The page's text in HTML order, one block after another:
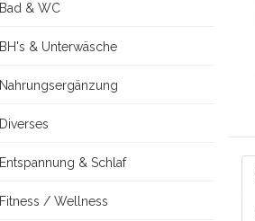
Bad & WC
BH's & Unterwäsche
Nahrungsergänzung
Diverses
Entspannung & Schlaf
Fitness / Wellness